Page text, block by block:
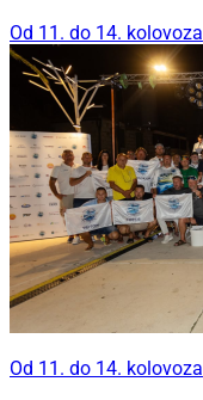
Od 11. do 14. kolovoza
Od 11. do 14. kolovoza